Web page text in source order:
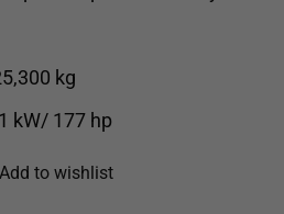
kg
kW/ 177 hp
Add to wishlist